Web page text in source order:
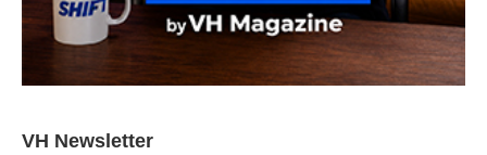
VH Newsletter